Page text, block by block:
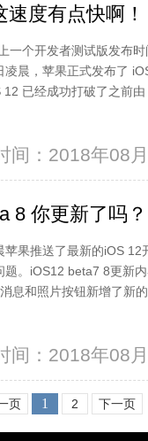
度有点快啊！
一个开发者测试版发布
凌晨，苹果正式发布了
12 已经成功打破了之前
间：2018年08
8 你更新了吗？
苹果推送了最新的iOS
题。iOS12 beta7 8更新
息和照片按钮新增了新
间：2018年08
页 1 2 下一页